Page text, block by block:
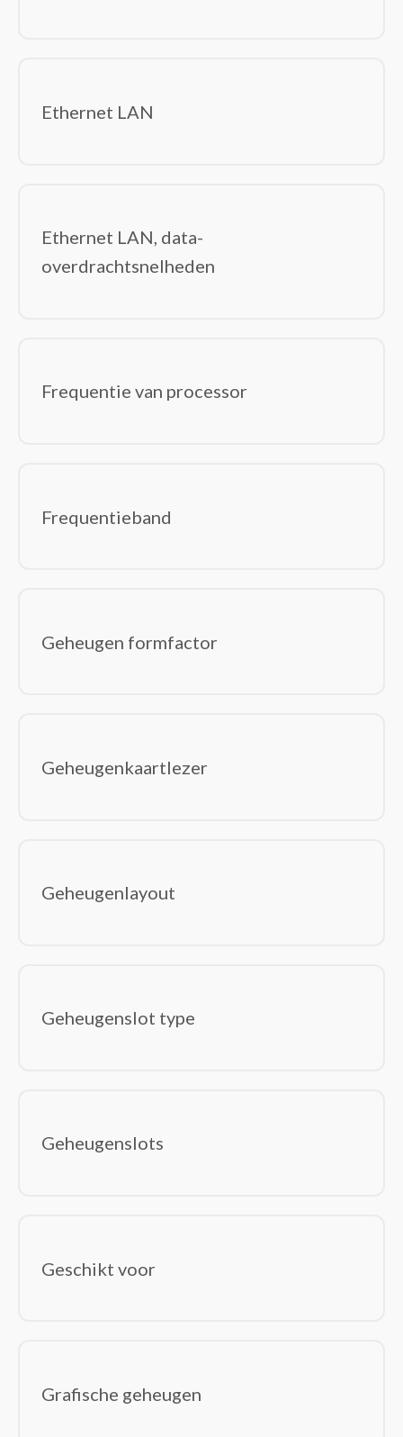
Ethernet LAN
Ethernet LAN, data-
overdrachtsnelheden
Frequentie van processor
Frequentieband
Geheugen formfactor
Geheugenkaartlezer
Geheugenlayout
Geheugenslot type
Geheugenslots
Geschikt voor
Grafische geheugen